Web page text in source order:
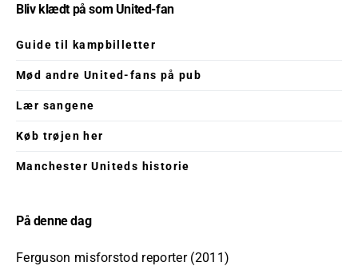
Bliv klædt på som United-fan
Guide til kampbilletter
Mød andre United-fans på pub
Lær sangene
Køb trøjen her
Manchester Uniteds historie
På denne dag
Ferguson misforstod reporter (2011)